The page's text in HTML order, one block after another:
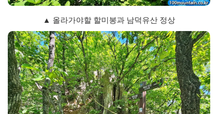
▲ 올라가야할 할미봉과 남덕유산 정상